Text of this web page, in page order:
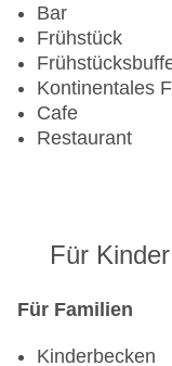
Bar
Frühstück
Kontinentales
Cafe
Restaurant
Für Kinder
Für Familien
Kinderbecken